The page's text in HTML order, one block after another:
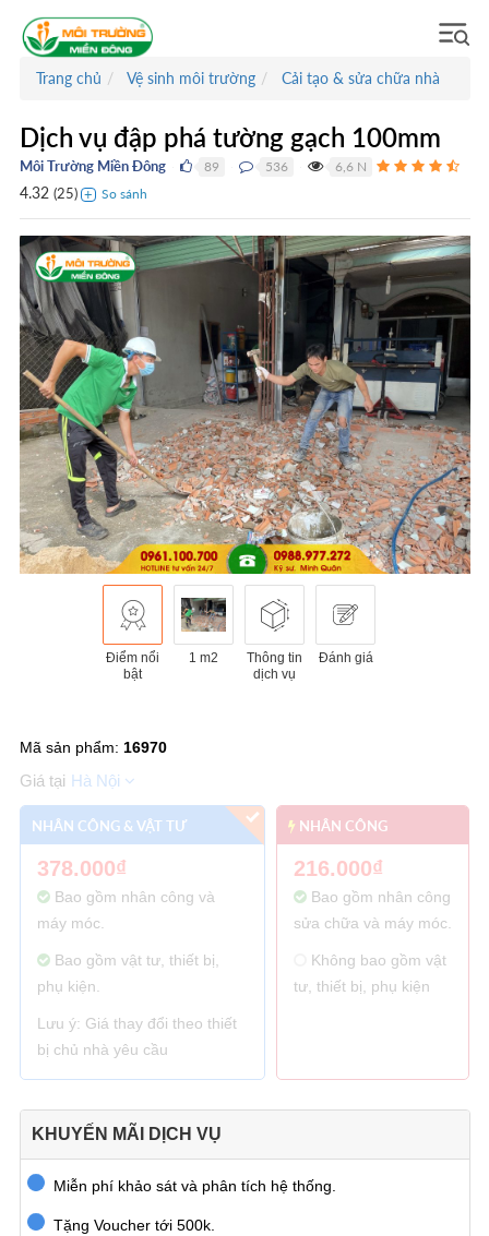
Trang chủ Vệ sinh môi trường Cải tạo & sửa chữa nhà
Dịch vụ đập phá tường gạch 100mm
Môi Trường Miền Đông 89 536 6,6 N
4.32 (25)
Điểm nổi
bật
1 m2
Thông tin
dịch vụ
Đánh giá
Mã sản phẩm: 16970
Hà Nội
NHÂN CÔNG & VẬT TƯ
378.000₫
Bao gồm nhân công và
máy móc.
Bao gồm vật tư, thiết bị,
phụ kiện.
Lưu ý: Giá thay đổi theo thiết
bị chủ nhà yêu cầu
NHÂN CÔNG
216.000₫
Bao gồm nhân công
sửa chữa và máy móc.
Không bao gồm vật
tư, thiết bị, phụ kiện
KHUYẾN MÃI DỊCH VỤ
Miễn phí khảo sát và phân tích hệ thống.
Tặng Voucher tới 500k.